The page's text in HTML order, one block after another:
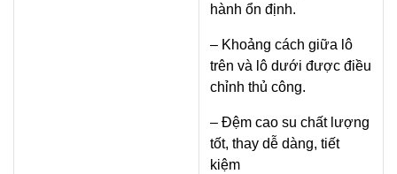
hành ổn định.
– Khoảng cách giữa lô
trên và lô dưới được điều
chỉnh thủ công.
– Đệm cao su chất lượng
tốt, thay dễ dàng, tiết
kiệm